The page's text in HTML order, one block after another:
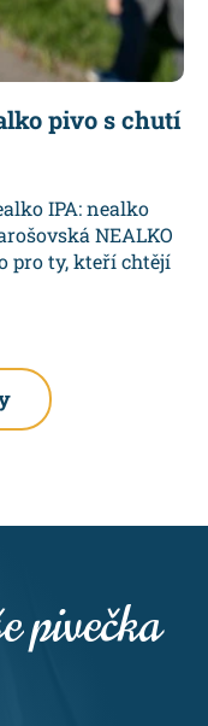
pivo s chutí
IPA: nealko
NEALKO
pro ty, kteří chtějí
pivečka